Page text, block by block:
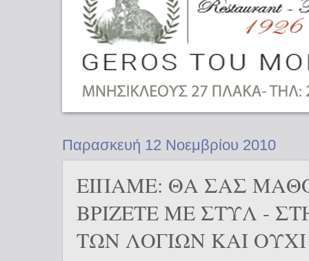
Παρασκευή 12 Νοεμβρίου 2010
ΕΙΠΑΜΕ: ΘΑ ΣΑΣ
ΒΡΙΖΕΤΕ ΜΕ ΣΤΥΛ -
ΤΩΝ ΛΟΓΙΩΝ ΚΑΙ